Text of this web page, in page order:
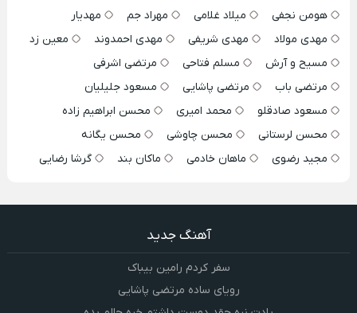
هومن نجفی
میلاد غلامی مهراد جم
مهدیار
مهدی مولاد
مهدی شریفی مهدی احمدوند
معین زد
مسیح و آرش
مسلم فتاحی
مرتضی اشرفی
مرتضی باب
مرتضی پاشایی
مسعود جلیلیان
مسعود صادقلو
محمد امیری
محسن ابراهیم زاده
محسن لرستانی
محسن چاوشی
محسن یگانه
مجید رضوی
ماهان خادمی ماکان بند گرشا رضایی
آهنگ جدید
سفر کردم رامین بیباک
رویای ساده مرتضی پاشایی